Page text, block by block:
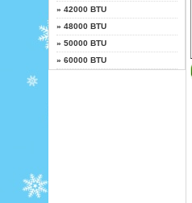
» 42000 BTU
» 48000 BTU
» 50000 BTU
» 60000 BTU